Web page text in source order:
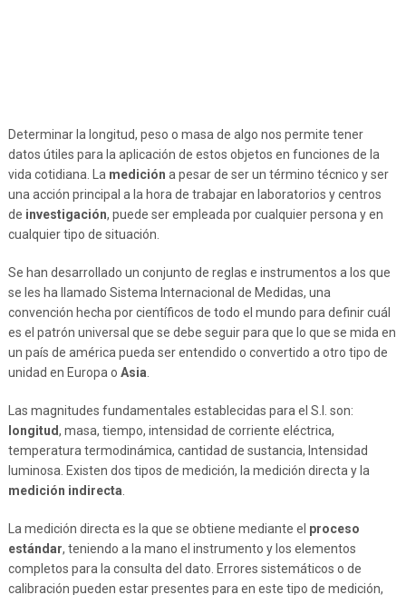
Determinar la longitud, peso o masa de algo nos permite tener
datos útiles para la aplicación de estos objetos en funciones de la
vida cotidiana. La medición a pesar de ser un término técnico y ser
una acción principal a la hora de trabajar en laboratorios y centros
de investigación, puede ser empleada por cualquier persona y en
cualquier tipo de situación.
Se han desarrollado un conjunto de reglas e instrumentos a los que
se les ha llamado Sistema Internacional de Medidas, una
convención hecha por científicos de todo el mundo para definir cuál
es el patrón universal que se debe seguir para que lo que se mida en
un país de américa pueda ser entendido o convertido a otro tipo de
unidad en Europa o Asia
Las magnitudes fundamentales establecidas para el S.I. son:
longitud, masa, tiempo, intensidad de corriente eléctrica,
temperatura termodinámica, cantidad de sustancia, Intensidad
luminosa. Existen dos tipos de medición, la medición directa y la
medición indirecta
La medición directa es la que se obtiene mediante el proceso
estándar, teniendo a la mano el instrumento y los elementos
completos para la consulta del dato. Errores sistemáticos o de
calibración pueden estar presentes para en este tipo de medición,